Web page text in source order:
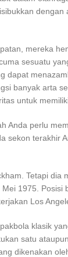
mereka
sesuatu
banyak arta
untuk
Anda perlu
sekon terakhir
Tetapi
1975.
Los
klasik
satu
dikenakan